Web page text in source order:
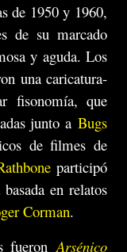
de 1950 y 1960,
de su marcado
y aguda. Los
una caricatura-
fisonomía, que
junto a Bugs
de filmes de
participó
en relatos
Corman.
fueronArsénico